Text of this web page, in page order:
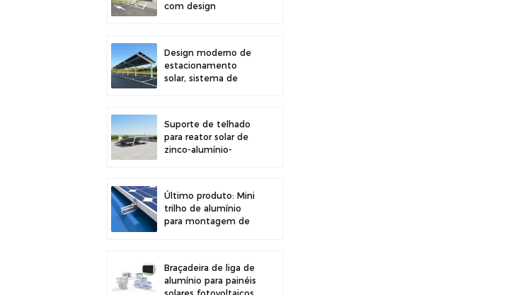
com design
Design moderno de
estacionamento
solar, sistema de
resistência.
Suporte de telhado
para reator solar de
zinco-alumínio-
fácil instalação.
Último produto: Mini
trilho de alumínio
para montagem de
Braçadeira de liga de
alumínio para painéis